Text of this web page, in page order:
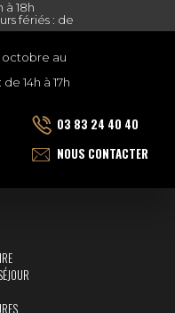
à 18h
fériés : de
octobre au
14h à 17h
03 83 24 40 40
NOUS CONTACTER